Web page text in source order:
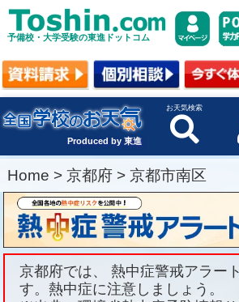
予備校・大学受験の東進ドットコム
Produced by 東進
お天気検索
Home > 京都府 > 京都市南区
京都府では、 熱中症警戒アラー
す。熱中症に注意しましょう。